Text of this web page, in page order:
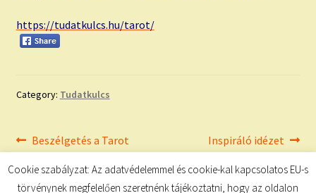
https://tudatkulcs.hu/tarot/
Category: Tudatkulcs
Bejegyzés
navigáció
Previous
Beszélgetés a Tarot
Next
Inspiráló idézet
Cookie szabályzat: Az adatvédelemmel és cookie-kal kapcsolatos EU-s
törvénynek megfelelően szeretnénk tájékoztatni, hogy az oldalon